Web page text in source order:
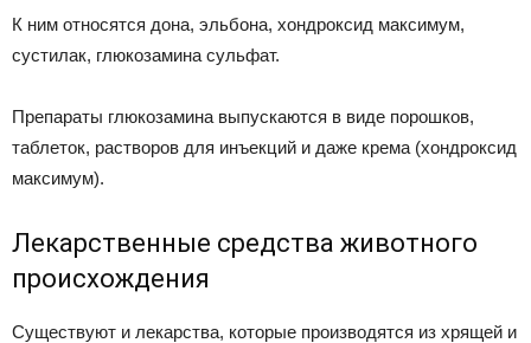
К ним относятся дона, эльбона, хондроксид максимум,
сустилак, глюкозамина сульфат.
Препараты глюкозамина выпускаются в виде порошков,
таблеток, растворов для инъекций и даже крема (хондроксид
максимум).
Лекарственные средства животного
происхождения
Существуют и лекарства, которые производятся из хрящей и